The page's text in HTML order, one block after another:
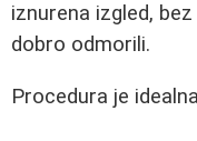
iznurena izgled,
dobro odmorili.
Procedura je